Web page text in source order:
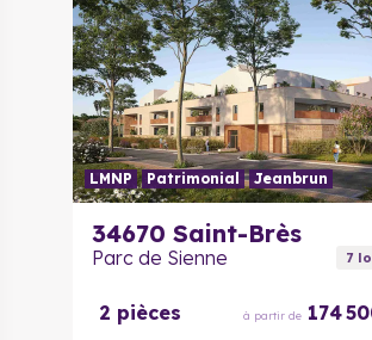
LMNP Patrimonial Jeanbrun
34670 Saint-Brès
Parc de Sienne 7
2 pièces à partir de 174